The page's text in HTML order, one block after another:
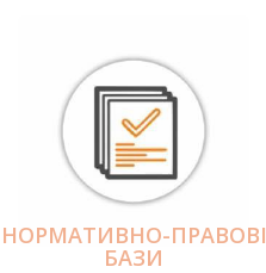
НОРМАТИВНО-ПРАВОВІ
БАЗИ